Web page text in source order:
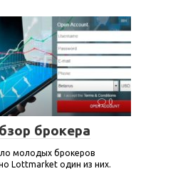
0
брокера
молодых брокеров
Lottmarket один из них.